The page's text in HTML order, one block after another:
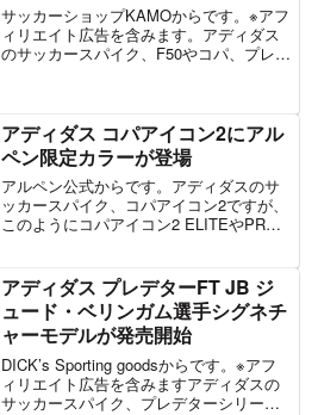
サッカーショップKAMOからです。※アフ
ィリエイト広告を含みます。アディダス
のサッカースパイク、F50やコパ、プレデ
は...
アディダス コパアイコン2にアル
ペン限定カラーが登場
アルペン公式からです。アディダスのサ
ッカースパイク、コパアイコン2ですが、
このようにコパアイコン2 ELITEやPRO
というアクセントのある一足に。製品自
体は特別大きな...
アディダス プレデターFT JB ジ
ュード・ベリンガム選手シグネチ
ャーモデルが発売開始
DICK’s Sporting goodsからです。※アフ
ィリエイト広告を含みますアディダスの
サッカースパイク、プレデターシリーズ